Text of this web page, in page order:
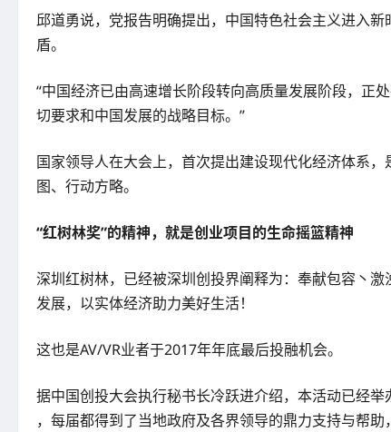
邱道勇说，党报告明确提出，中国特色社会主义进入
盾。
“中国经济已由高速增长阶段转向高质量发展阶段，正
切要求和中国发展的战略目标。”
国家领导人在大会上，首次提出建设现代化经济体系
图、行动方略。
“红树林奖”的精神，就是创业项目的生命摇篮精神
深圳红树林，已经被深圳创投界阐释为：奉献包容丶
发展，以实体经济助力美好生活！
这也是AV/VR业者于2017年年底最后投融机会。
据中国创投大会执行秘书长冷跃进介绍，本活动已经举
，每届都得到了当地政府及各界领导的鼎力支持与帮助